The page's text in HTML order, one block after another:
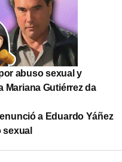
abuso sexual y
Mariana Gutiérrez da
a Eduardo Yáñez